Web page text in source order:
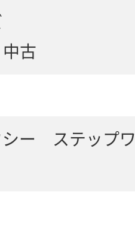
古
シー ステッ